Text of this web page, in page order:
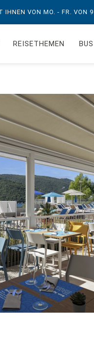
IHNEN VON MO. - FR. VON
REISETHEMEN